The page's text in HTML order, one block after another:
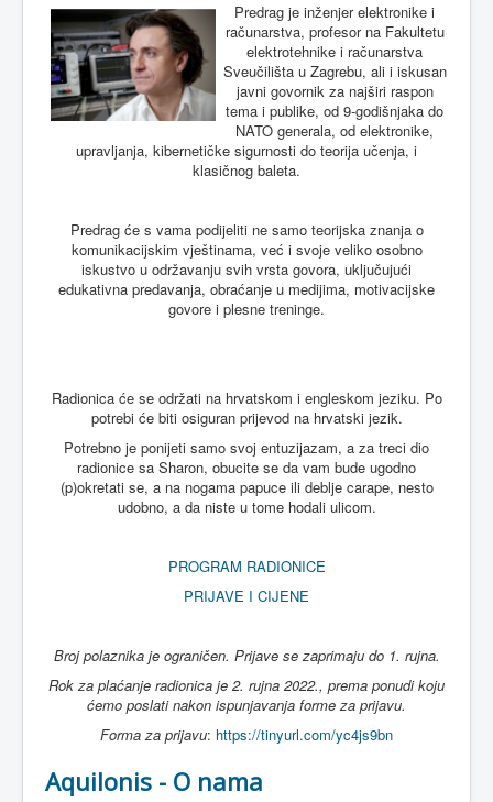
Predrag je inženjer elektronike i
računarstva, profesor na Fakultetu
elektrotehnike i računarstva
Sveučilišta u Zagrebu, ali i iskusan
javni govornik za najširi raspon
tema i publike, od 9-godišnjaka do
NATO generala, od elektronike,
upravljanja, kibernetičke sigurnosti do teorija učenja, i
klasičnog baleta.
Predrag će s vama podijeliti ne samo teorijska znanja o
komunikacijskim vještinama, već i svoje veliko osobno
iskustvo u održavanju svih vrsta govora, uključujući
edukativna predavanja, obraćanje u medijima, motivacijske
govore i plesne treninge.
Radionica će se održati na hrvatskom i engleskom jeziku. Po
potrebi će biti osiguran prijevod na hrvatski jezik.
Potrebno je ponijeti samo svoj entuzijazam, a za treci dio
radionice sa Sharon, obucite se da vam bude ugodno
(p)okretati se, a na nogama papuce ili deblje carape, nesto
udobno, a da niste u tome hodali ulicom.
PROGRAM RADIONICE
PRIJAVE I CIJENE
Broj polaznika je ograničen. Prijave se zaprimaju do 1. rujna.
Rok za plaćanje radionica je 2. rujna 2022., prema ponudi koju
ćemo poslati nakon ispunjavanja forme za prijavu.
Forma za prijavu: https://tinyurl.com/yc4js9bn
Aquilonis - O nama